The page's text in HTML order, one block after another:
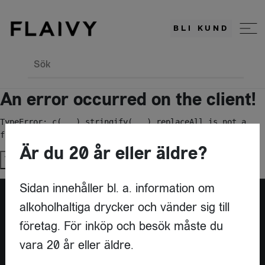
BLI KUND
Sök
An error occurred on the client!
TypeError: c(...).stringify(...).replaceAll is not a
function
Try again
Är du leverantör?
Är du 20 år eller äldre?
Sidan innehåller bl. a. information om
alkoholhaltiga drycker och vänder sig till
företag. För inköp och besök måste du
vara 20 år eller äldre.